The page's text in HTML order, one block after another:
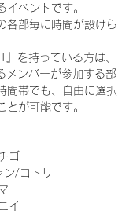
イベントです。
各部毎に時間が設けら
』を持っている方は、
メンバーが参加する部
間帯でも、自由に選択
とが可能です。
ゴ
ン/コトリ
イ